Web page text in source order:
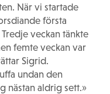
När vi startade
första
veckan tänkte
femte veckan var
Sigrid.
undan den
nästan aldrig sett.»